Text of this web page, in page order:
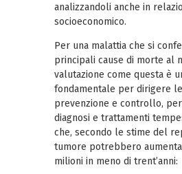
analizzandoli anche in
socioeconomico.
Per una malattia che si
principali cause di morte al
valutazione come questa è
fondamentale per dirigere
prevenzione e controllo,
diagnosi e trattamenti
che, secondo le stime del
tumore potrebbero
milioni in meno di trent’anni: